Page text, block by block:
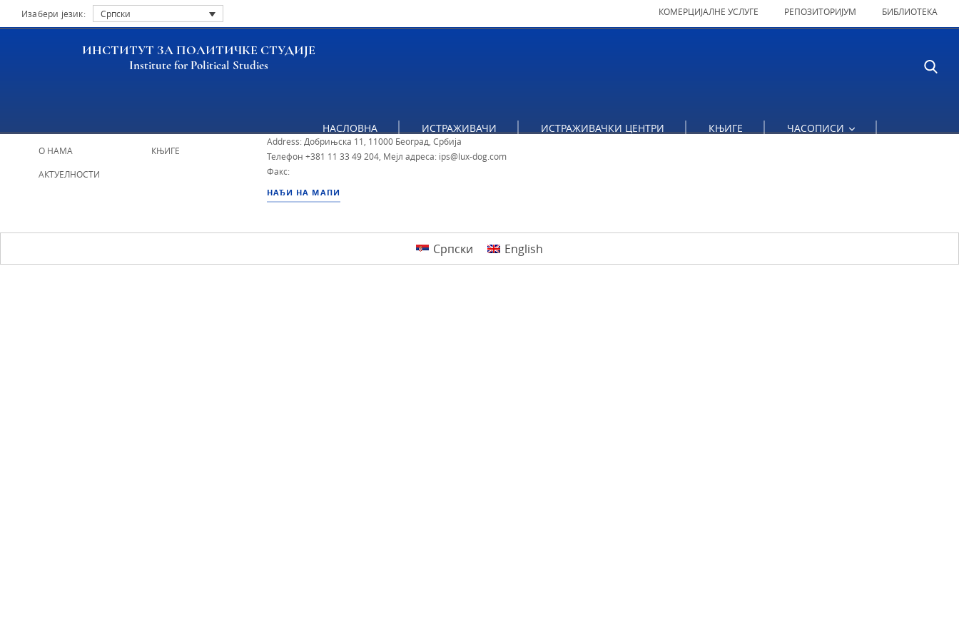
Изабери језик: Српски КОМЕРЦИЈАЛНЕ УСЛУГЕ РЕПОЗИТОРИЈУМ БИБЛИОТЕКА
ИНСТИТУТ ЗА ПОЛИТИЧКЕ СТУДИЈЕ
Institute for Political Studies
НАСЛОВНА ИСТРАЖИВАЧИ ИСТРАЖИВАЧКИ ЦЕНТРИ КЊИГЕ ЧАСОПИСИ
О НАМА
АКТУЕЛНОСТИ
КЊИГЕ
ИПС - Институт за политичке студије
Address: Добрињска 11, 11000 Београд, Србија
Телефон +381 11 33 49 204, Мејл адреса: ips@lux-dog.com
Факс:
НАЂИ НА МАПИ
Српски English